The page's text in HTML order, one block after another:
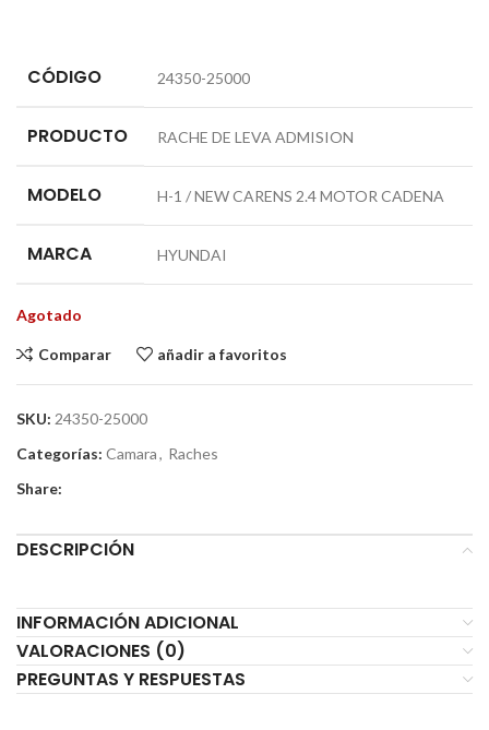
CÓDIGO 24350-25000
PRODUCTO RACHE DE LEVA ADMISION
MODELO H-1 / NEW CARENS 2.4 MOTOR CADENA
MARCA HYUNDAI
Agotado
Comparar añadir a favoritos
SKU: 24350-25000
Categorías: Camara, Raches
Share:
DESCRIPCIÓN
INFORMACIÓN ADICIONAL
VALORACIONES (0)
PREGUNTAS Y RESPUESTAS